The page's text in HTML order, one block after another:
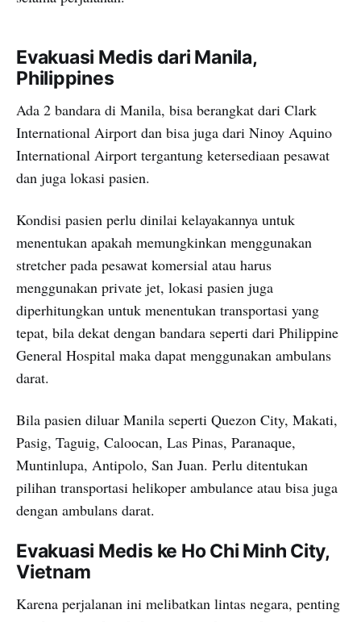
Evakuasi Medis dari Manila,
Philippines
Ada 2 bandara di Manila, bisa berangkat dari Clark
International Airport dan bisa juga dari Ninoy Aquino
International Airport tergantung ketersediaan pesawat
dan juga lokasi pasien.
Kondisi pasien perlu dinilai kelayakannya untuk
menentukan apakah memungkinkan menggunakan
stretcher pada pesawat komersial atau harus
menggunakan private jet, lokasi pasien juga
diperhitungkan untuk menentukan transportasi yang
tepat, bila dekat dengan bandara seperti dari Philippine
General Hospital maka dapat menggunakan ambulans
darat.
Bila pasien diluar Manila seperti Quezon City, Makati,
Pasig, Taguig, Caloocan, Las Pinas, Paranaque,
Muntinlupa, Antipolo, San Juan. Perlu ditentukan
pilihan transportasi helikoper ambulance atau bisa juga
dengan ambulans darat.
Evakuasi Medis ke Ho Chi Minh City,
Vietnam
Karena perjalanan ini melibatkan lintas negara, penting